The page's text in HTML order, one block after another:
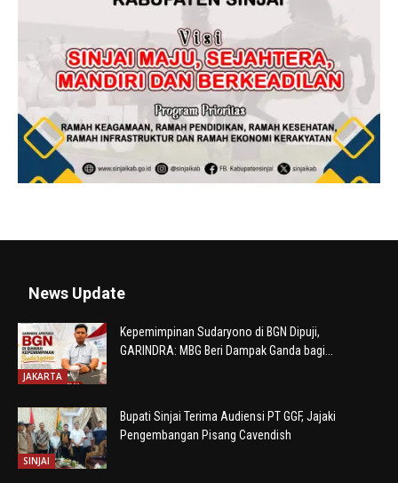
News Update
JAKARTA
Kepemimpinan Sudaryono di BGN Dipuji,
GARINDRA: MBG Beri Dampak Ganda bagi...
SINJAI
Bupati Sinjai Terima Audiensi PT GGF, Jajaki
Pengembangan Pisang Cavendish